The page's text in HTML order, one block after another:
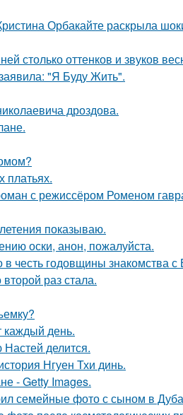
Орбакайте раскрыла
столько оттенков и звуков
"Я Буду Жить".
дроздова.
платьях.
с режиссёром Роменом
показываю.
оски, анон, пожалуйста.
честь годовщины знакомства
раз стала.
каждый день.
делится.
Нгуен Тхи динь.
- Getty Images.
семейные фото с сыном в